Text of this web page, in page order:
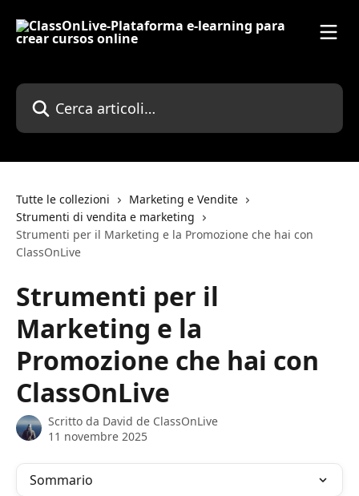
Cerca articoli…
Tutte le collezioni
Marketing e Vendite
Strumenti di vendita e marketing
Strumenti per il Marketing e la Promozione che hai con
ClassOnLive
Strumenti per il
Marketing e la
Promozione che hai con
ClassOnLive
Scritto da David de ClassOnLive
11 novembre 2025
Sommario